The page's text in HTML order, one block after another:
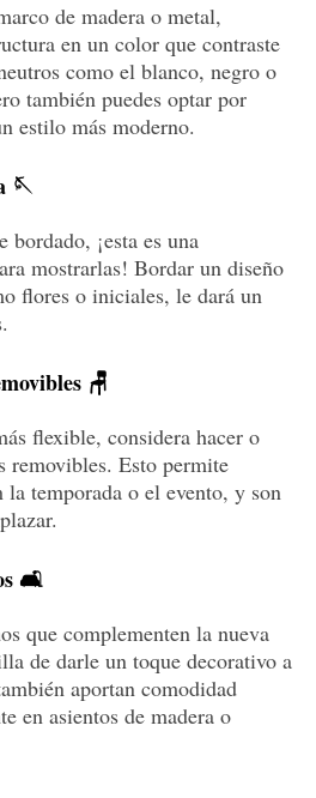
de madera o metal,
en un color que contraste
como el blanco, negro o
también puedes optar por
estilo más moderno.
🪡
bordado, ¡esta es una
mostrarlas! Bordar un diseño
flores o iniciales, le dará un
🪑
flexible, considera hacer o
removibles. Esto permite
temporada o el evento, y son
🛋️
que complementen la nueva
de darle un toque decorativo a
aportan comodidad
en asientos de madera o